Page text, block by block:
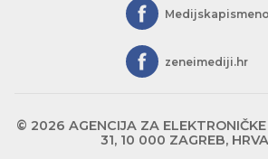
zeneimediji.hr
© 2026 AGENCIJA ZA ELEKTRONIČKE
31, 10 000 ZAGREB,